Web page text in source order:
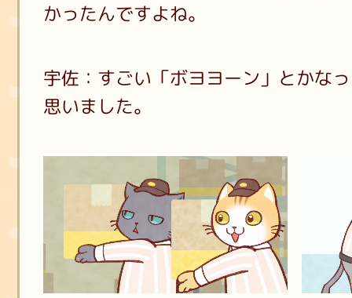
かったんですよね。
宇佐：すごい「ボヨヨーン」とかな
思いました。